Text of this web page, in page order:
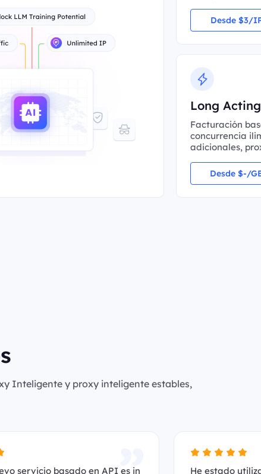
Desde $3/
Long
Facturación
concurrencia
adicionales,
Desde $-/
Inteligente y proxy inteligente estables,
servicio basado en API es in He estado